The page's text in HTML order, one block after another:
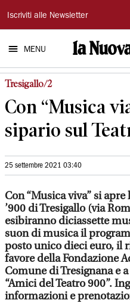
La
Nuova
Ferrara
Iscriviti alle Newsletter
MENU
Tresigallo/2
Con “Musica
sipario sul
25 settembre 2021 03:40
Con “Musica viva” si
’900 di Tresigallo (via
esibiranno diciassette
suon di musica il
posto unico dieci euro, il
favore della Fondazione
Comune di Tresignana e
“Amici del Teatro 900”.
informazioni e